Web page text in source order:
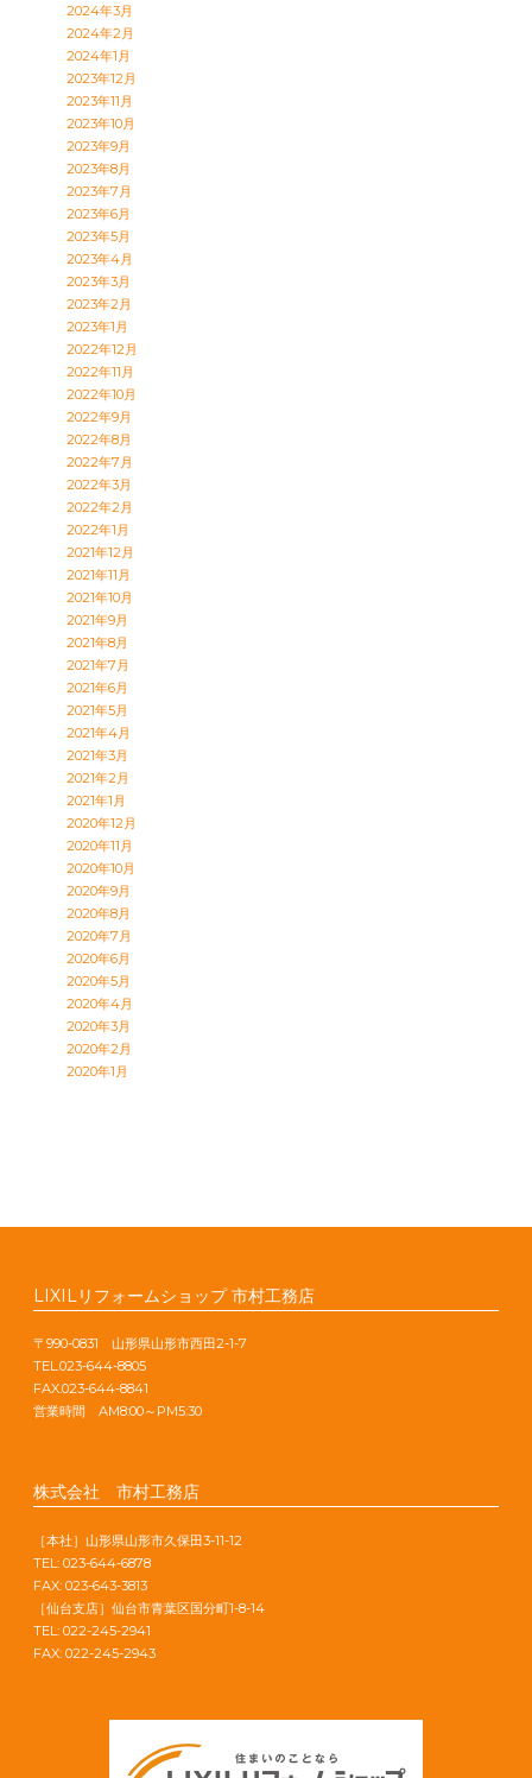
2024年3月
2024年2月
2024年1月
2023年12月
2023年11月
2023年10月
2023年9月
2023年8月
2023年7月
2023年6月
2023年5月
2023年4月
2023年3月
2023年2月
2023年1月
2022年12月
2022年11月
2022年10月
2022年9月
2022年8月
2022年7月
2022年3月
2022年2月
2022年1月
2021年12月
2021年11月
2021年10月
2021年9月
2021年8月
2021年7月
2021年6月
2021年5月
2021年4月
2021年3月
2021年2月
2021年1月
2020年12月
2020年11月
2020年10月
2020年9月
2020年8月
2020年7月
2020年6月
2020年5月
2020年4月
2020年3月
2020年2月
2020年1月
LIXILリフォームショップ 市村工務店
〒990-0831 山形県山形市西田2-1-7
TEL.023-644-8805
FAX.023-644-8841
営業時間 AM8:00～PM5:30
株式会社 市村工務店
［本社］山形県山形市久保田3-11-12
TEL: 023-644-6878
FAX: 023-643-3813
［仙台支店］仙台市青葉区国分町1-8-14
TEL: 022-245-2941
FAX: 022-245-2943